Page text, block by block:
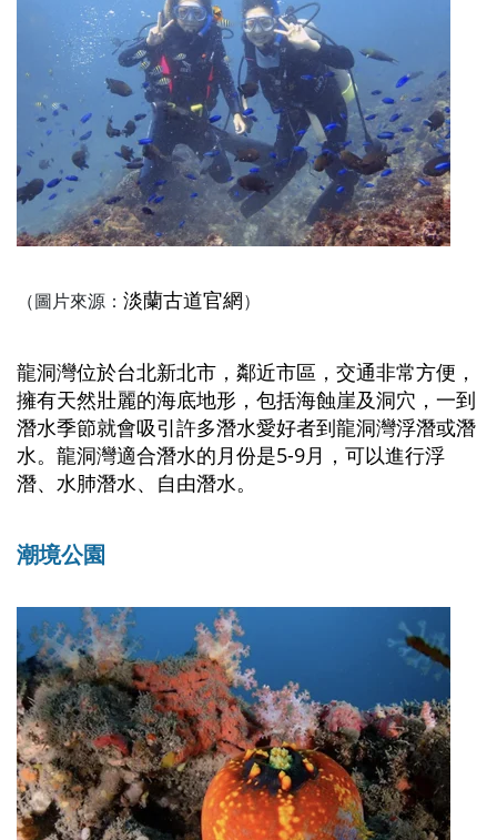
（圖片來源： 淡蘭古道官網）
龍洞灣位於台北新北市，鄰近市區，交通非常方便，
擁有天然壯麗的海底地形，包括海蝕崖及洞穴，一到
潛水季節就會吸引許多潛水愛好者到龍洞灣浮潛或潛
水。龍洞灣適合潛水的月份是5-9月，可以進行浮
潛、水肺潛水、自由潛水。
潮境公園